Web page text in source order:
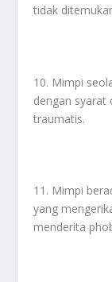
tidak
10. Mimpi
dengan syarat
traumatis.
11. Mimpi
yang
menderita